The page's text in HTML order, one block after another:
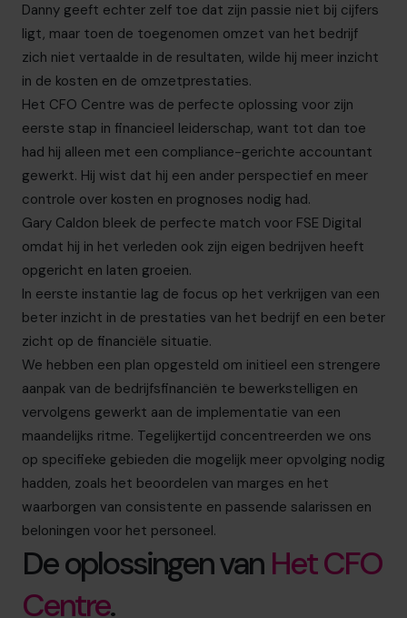
Danny geeft echter zelf toe dat zijn passie niet bij cijfers
ligt, maar toen de toegenomen omzet van het bedrijf
zich niet vertaalde in de resultaten, wilde hij meer inzicht
in de kosten en de omzetprestaties.
Het CFO Centre was de perfecte oplossing voor zijn
eerste stap in financieel leiderschap, want tot dan toe
had hij alleen met een compliance-gerichte accountant
gewerkt. Hij wist dat hij een ander perspectief en meer
controle over kosten en prognoses nodig had.
Gary Caldon bleek de perfecte match voor FSE Digital
omdat hij in het verleden ook zijn eigen bedrijven heeft
opgericht en laten groeien.
In eerste instantie lag de focus op het verkrijgen van een
beter inzicht in de prestaties van het bedrijf en een beter
zicht op de financiële situatie.
We hebben een plan opgesteld om initieel een strengere
aanpak van de bedrijfsfinanciën te bewerkstelligen en
vervolgens gewerkt aan de implementatie van een
maandelijks ritme. Tegelijkertijd concentreerden we ons
op specifieke gebieden die mogelijk meer opvolging nodig
hadden, zoals het beoordelen van marges en het
waarborgen van consistente en passende salarissen en
beloningen voor het personeel.
De oplossingen vanHet CFO
Centre.